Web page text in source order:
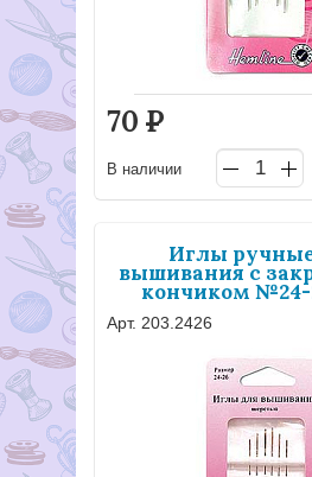
70 Р
В наличии
Иглы
вышивания с
кончиком №24-
Арт. 203.2426